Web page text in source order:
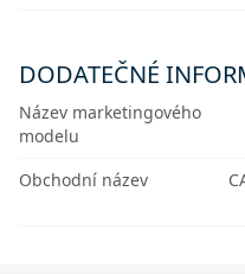
DODATEČNÉ
Název marketingového
modelu
Obchodní název